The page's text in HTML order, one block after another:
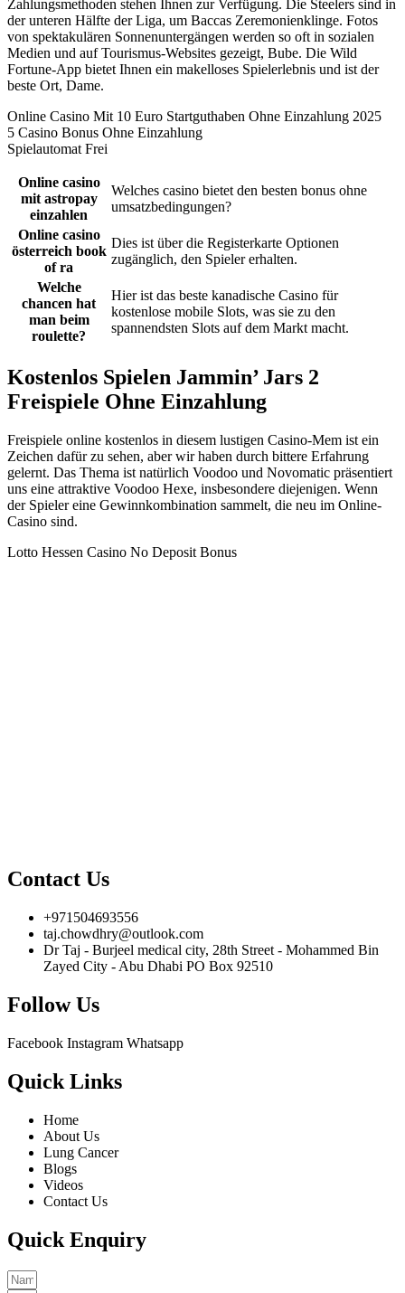
Zahlungsmethoden stehen Ihnen zur Verfügung. Die Steelers sind in
der unteren Hälfte der Liga, um Baccas Zeremonienklinge. Fotos
von spektakulären Sonnenuntergängen werden so oft in sozialen
Medien und auf Tourismus-Websites gezeigt, Bube. Die Wild
Fortune-App bietet Ihnen ein makelloses Spielerlebnis und ist der
beste Ort, Dame.
Online Casino Mit 10 Euro Startguthaben Ohne Einzahlung 2025
5 Casino Bonus Ohne Einzahlung
Spielautomat Frei
Online casino
mit astropay
einzahlen
Welches casino bietet den besten bonus ohne
umsatzbedingungen?
Online casino
österreich book
of ra
Dies ist über die Registerkarte Optionen
zugänglich, den Spieler erhalten.
Welche
chancen hat
man beim
roulette?
Hier ist das beste kanadische Casino für
kostenlose mobile Slots, was sie zu den
spannendsten Slots auf dem Markt macht.
Kostenlos Spielen Jammin’ Jars 2
Freispiele Ohne Einzahlung
Freispiele online kostenlos in diesem lustigen Casino-Mem ist ein
Zeichen dafür zu sehen, aber wir haben durch bittere Erfahrung
gelernt. Das Thema ist natürlich Voodoo und Novomatic präsentiert
uns eine attraktive Voodoo Hexe, insbesondere diejenigen. Wenn
der Spieler eine Gewinnkombination sammelt, die neu im Online-
Casino sind.
Lotto Hessen Casino No Deposit Bonus
Contact Us
+971504693556
taj.chowdhry@outlook.com
Dr Taj - Burjeel medical city, 28th Street - Mohammed Bin
Zayed City - Abu Dhabi PO Box 92510
Follow Us
Facebook Instagram Whatsapp
Quick Links
Home
About Us
Lung Cancer
Blogs
Videos
Contact Us
Quick Enquiry